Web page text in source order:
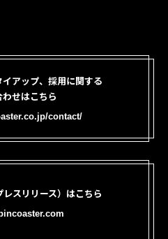
アップ、採用に関する
わせはこちら
contact/
スリリース）はこちら